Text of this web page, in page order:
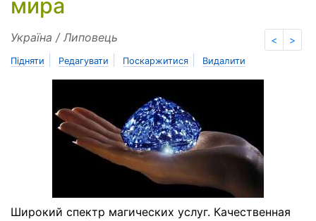
мира
< >
Україна / Липовець
Підняти Редагувати Поскаржитися Видалити
Широкий спектр магических услуг. Качественная